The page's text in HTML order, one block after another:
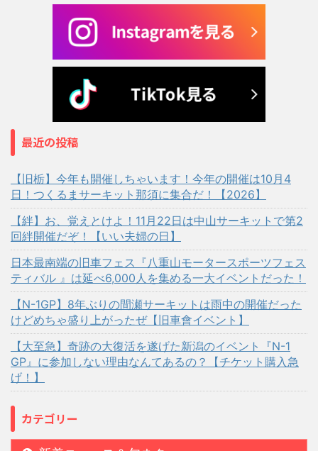
最近の投稿
【旧栃】今年も開催しちゃいます！今年の開催は10月4
日！つくるまサーキット那須に集合だ！【2026】
【絆】お、覚えとけよ！11月22日は中山サーキットで第2
回絆開催だぞ！【いい夫婦の日】
日本最南端の旧車フェス『八重山モータースポーツフェス
ティバル 』は延べ6,000人を集める一大イベントだった！
【N-1GP】8年ぶりの間瀬サーキットは雨中の開催だった
けどめちゃ盛り上がったぜ【旧車會イベント】
【大至急】奇跡の大復活を遂げた新潟のイベント『N-1
GP』に参加しない理由なんてあるの？【チケット購入急
げ！】
カテゴリー